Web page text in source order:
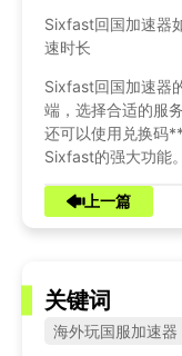
Sixfast回国加速器
速时长
Sixfast回国加速器
端，选择合适的服
还可以使用兑换码
Sixfast的强大功能。
上一篇
关键词
海外玩国服加速器